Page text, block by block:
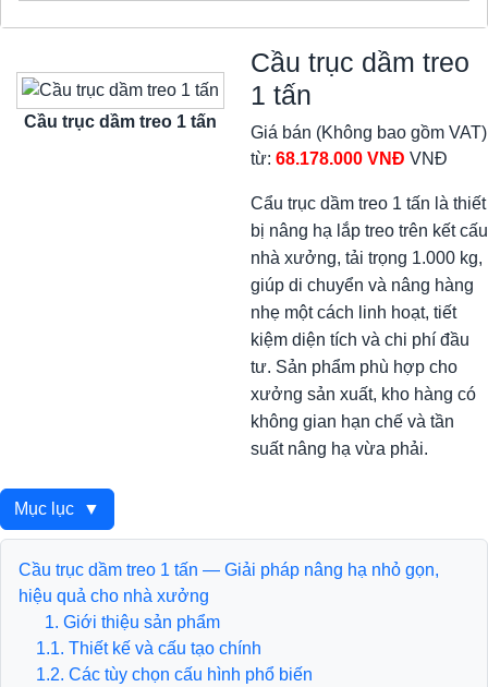
Cầu trục dầm treo 1 tấn
Cầu trục dầm treo
1 tấn
Giá bán (Không bao gồm VAT)
từ: 68.178.000 VNĐ VNĐ
Cẩu trục dầm treo 1 tấn là thiết
bị nâng hạ lắp treo trên kết cấu
nhà xưởng, tải trọng 1.000 kg,
giúp di chuyển và nâng hàng
nhẹ một cách linh hoạt, tiết
kiệm diện tích và chi phí đầu
tư. Sản phẩm phù hợp cho
xưởng sản xuất, kho hàng có
không gian hạn chế và tần
suất nâng hạ vừa phải.
Mục lục ▼
Cầu trục dầm treo 1 tấn — Giải pháp nâng hạ nhỏ gọn,
hiệu quả cho nhà xưởng
1. Giới thiệu sản phẩm
1.1. Thiết kế và cấu tạo chính
1.2. Các tùy chọn cấu hình phổ biến